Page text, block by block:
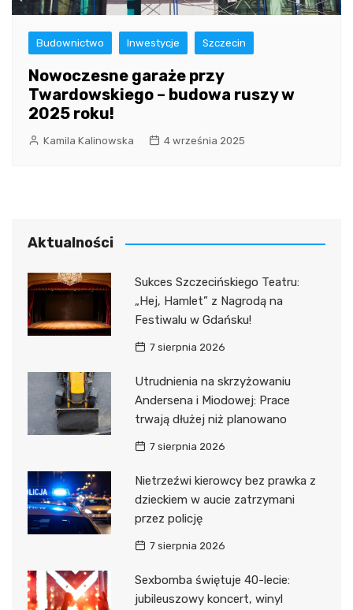
Budownictwo Inwestycje Szczecin
Nowoczesne garaże przy
Twardowskiego – budowa ruszy w
2025 roku!
Kamila Kalinowska 4 września 2025
Aktualności
Sukces Szczecińskiego Teatru:
„Hej, Hamlet” z Nagrodą na
Festiwalu w Gdańsku!
7 sierpnia 2026
Utrudnienia na skrzyżowaniu
Andersena i Miodowej: Prace
trwają dłużej niż planowano
7 sierpnia 2026
Nietrzeźwi kierowcy bez prawka z
dzieckiem w aucie zatrzymani
przez policję
7 sierpnia 2026
Sexbomba świętuje 40-lecie:
jubileuszowy koncert, winyl